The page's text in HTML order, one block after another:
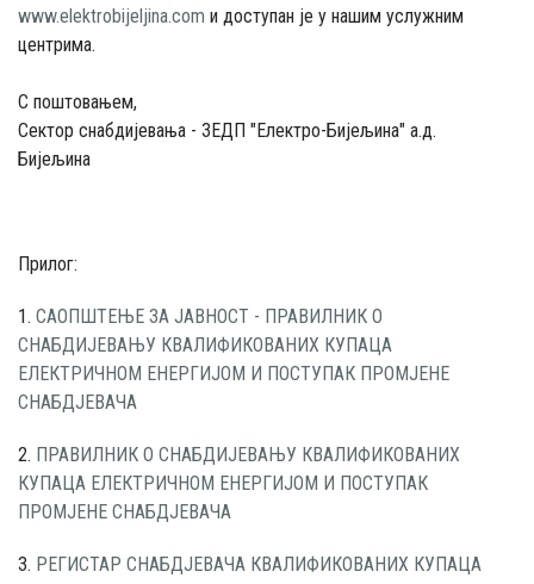
www.elektrobijeljina.com и доступан је у нашим услужним
центрима.
С поштовањем,
Сектор снабдијевања - ЗЕДП "Електро-Бијељина" а.д.
Бијељина
Прилог:
1. САОПШТЕЊЕ ЗА ЈАВНОСТ - ПРАВИЛНИК О
СНАБДИЈЕВАЊУ КВАЛИФИКОВАНИХ КУПАЦА
ЕЛЕКТРИЧНОМ ЕНЕРГИЈОМ И ПОСТУПАК ПРОМЈЕНЕ
СНАБДЈЕВАЧА
2. ПРАВИЛНИК О СНАБДИЈЕВАЊУ КВАЛИФИКОВАНИХ
КУПАЦА ЕЛЕКТРИЧНОМ ЕНЕРГИЈОМ И ПОСТУПАК
ПРОМЈЕНЕ СНАБДЈЕВАЧА
3. РЕГИСТАР СНАБДЈЕВАЧА КВАЛИФИКОВАНИХ КУПАЦА